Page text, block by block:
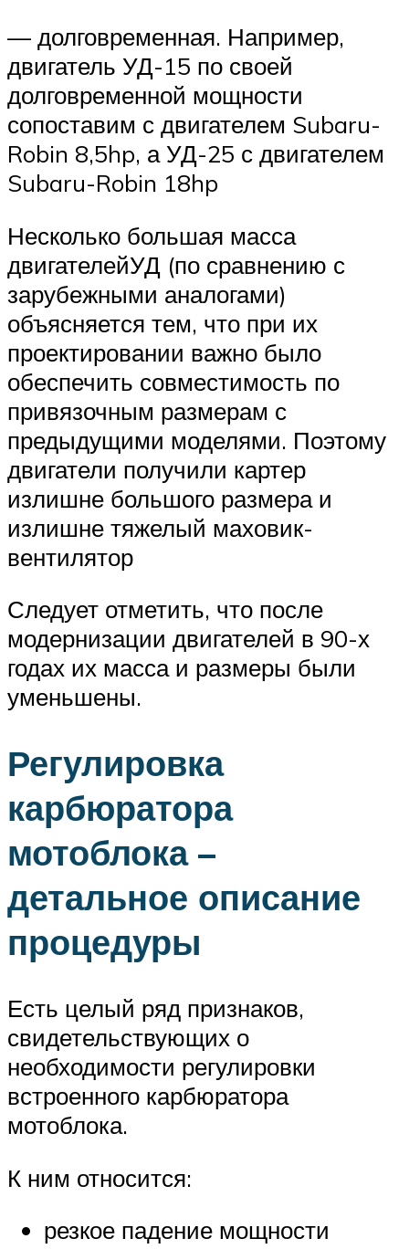
— долговременная. Например,
двигатель УД-15 по своей
долговременной мощности
сопоставим с двигателем Subaru-
Robin 8,5hp, а УД-25 с двигателем
Subaru-Robin 18hp
Несколько большая масса
двигателейУД (по сравнению с
зарубежными аналогами)
объясняется тем, что при их
проектировании важно было
обеспечить совместимость по
привязочным размерам с
предыдущими моделями. Поэтому
двигатели получили картер
излишне большого размера и
излишне тяжелый маховик-
вентилятор
Следует отметить, что после
модернизации двигателей в 90-х
годах их масса и размеры были
уменьшены.
Регулировка
карбюратора
мотоблока –
детальное описание
процедуры
Есть целый ряд признаков,
свидетельствующих о
необходимости регулировки
встроенного карбюратора
мотоблока.
К ним относится:
резкое падение мощности